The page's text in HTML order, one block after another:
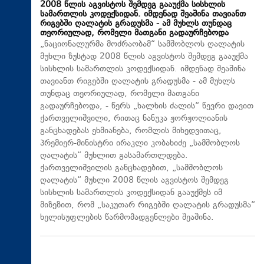
2008 წლის აგვისტოს შემდეგ გააუქმა სისხლის
სამართლის კოდექსიდან. იმდენად შეაშინა თავიანთ
რიგებში ღალატის გრადუსმა - ამ მუხლს თუნდაც
თეორიულად, რომელი მათგანი გადაურჩებოდა
„ნაციონალურმა მოძრაობამ“ სამშობლოს ღალატის
მუხლი ზუსტად 2008 წლის აგვისტოს შემდეგ გააუქმა
სისხლის სამართლის კოდექსიდან. იმდენად შეაშინა
თავიანთ რიგებში ღალატის გრადუსმა - ამ მუხლს
თუნდაც თეორიულად, რომელი მათგანი
გადაურჩებოდა, - წერს „ხალხის ძალის“ წევრი დავით
ქართველიშვილი, რითაც ნანუკა ჟორჟოლიანის
განცხადებას ეხმიანება, რომლის მიხედვითაც,
პრემიერ-მინისტრი ირაკლი კობახიძე „სამშობლოს
ღალატის“ მუხლით გასამართლდება.
ქართველიშვილის განცხადებით, „სამშობლოს
ღალატის“ მუხლი 2008 წლის აგვისტოს შემდეგ
სისხლის სამართლის კოდექსიდან გააუქმეს იმ
მიზეზით, რომ „საკუთარ რიგებში ღალატის გრადუსმა“
ხელისუფლების წარმომადგენლები შეაშინა.